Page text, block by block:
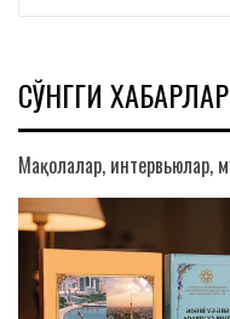
СЎНГГИ ХАБАРЛАР
Мақолалар, интервьюлар,